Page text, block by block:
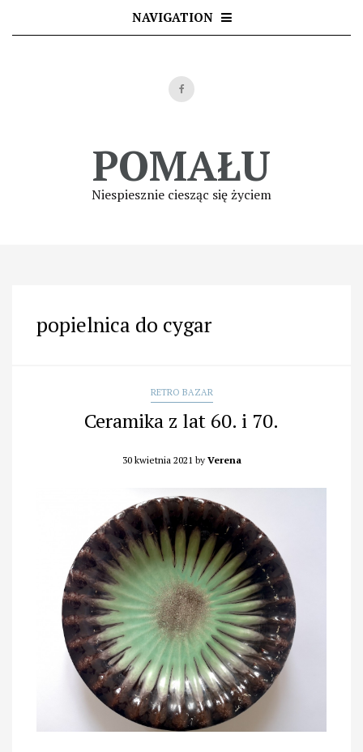
NAVIGATION
POMAŁU
Niespiesznie ciesząc się życiem
popielnica do cygar
RETRO BAZAR
Ceramika z lat 60. i 70.
30 kwietnia 2021 by Verena